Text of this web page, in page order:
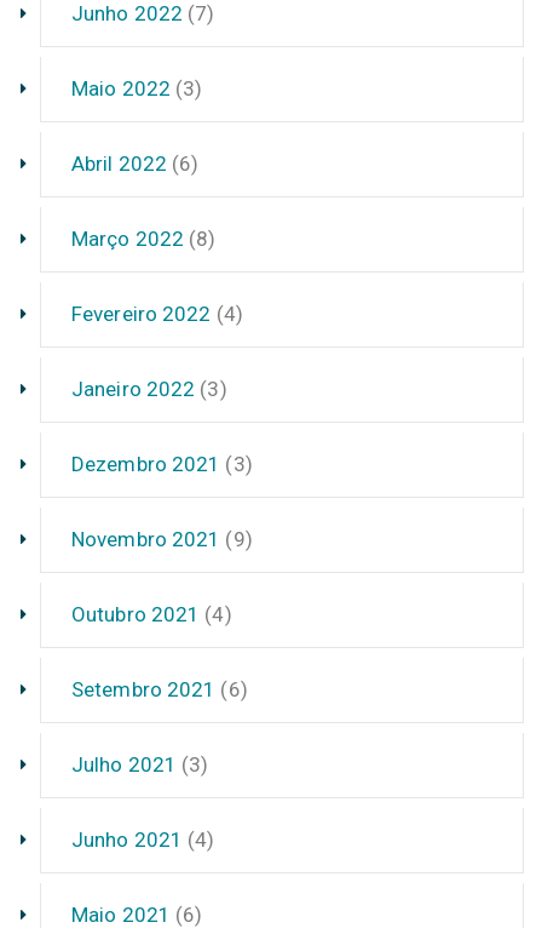
Junho 2022 (7)
Maio 2022 (3)
Abril 2022 (6)
Março 2022 (8)
Fevereiro 2022 (4)
Janeiro 2022 (3)
Dezembro 2021 (3)
Novembro 2021 (9)
Outubro 2021 (4)
Setembro 2021 (6)
Julho 2021 (3)
Junho 2021 (4)
Maio 2021 (6)